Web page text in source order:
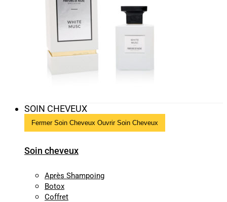
SOIN CHEVEUX
Fermer Soin Cheveux Ouvrir Soin Cheveux
Soin cheveux
Après Shampoing
Botox
Coffret